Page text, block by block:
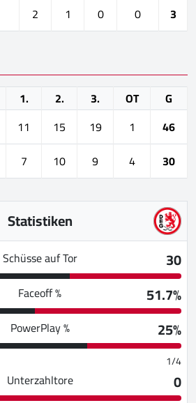
2 1 0 0 3
1. 2. 3. OT
G
11 15 19 1
46
7 10 9 4 30
Statistiken
Schüsse auf Tor
30
Faceoff %
51.7%
PowerPlay % 25%
1/4
Unterzahltore
0